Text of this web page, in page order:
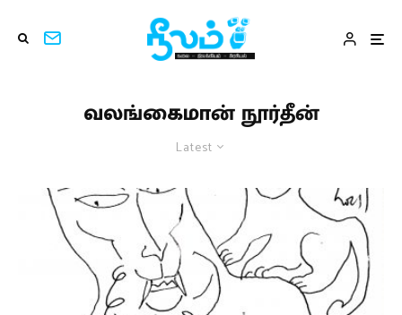
வலங்கைமான் நூர்தீன்
Latest